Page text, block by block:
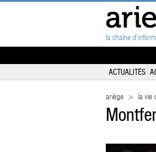
la chaîne
ACTUALITÉS
ariège > la vie